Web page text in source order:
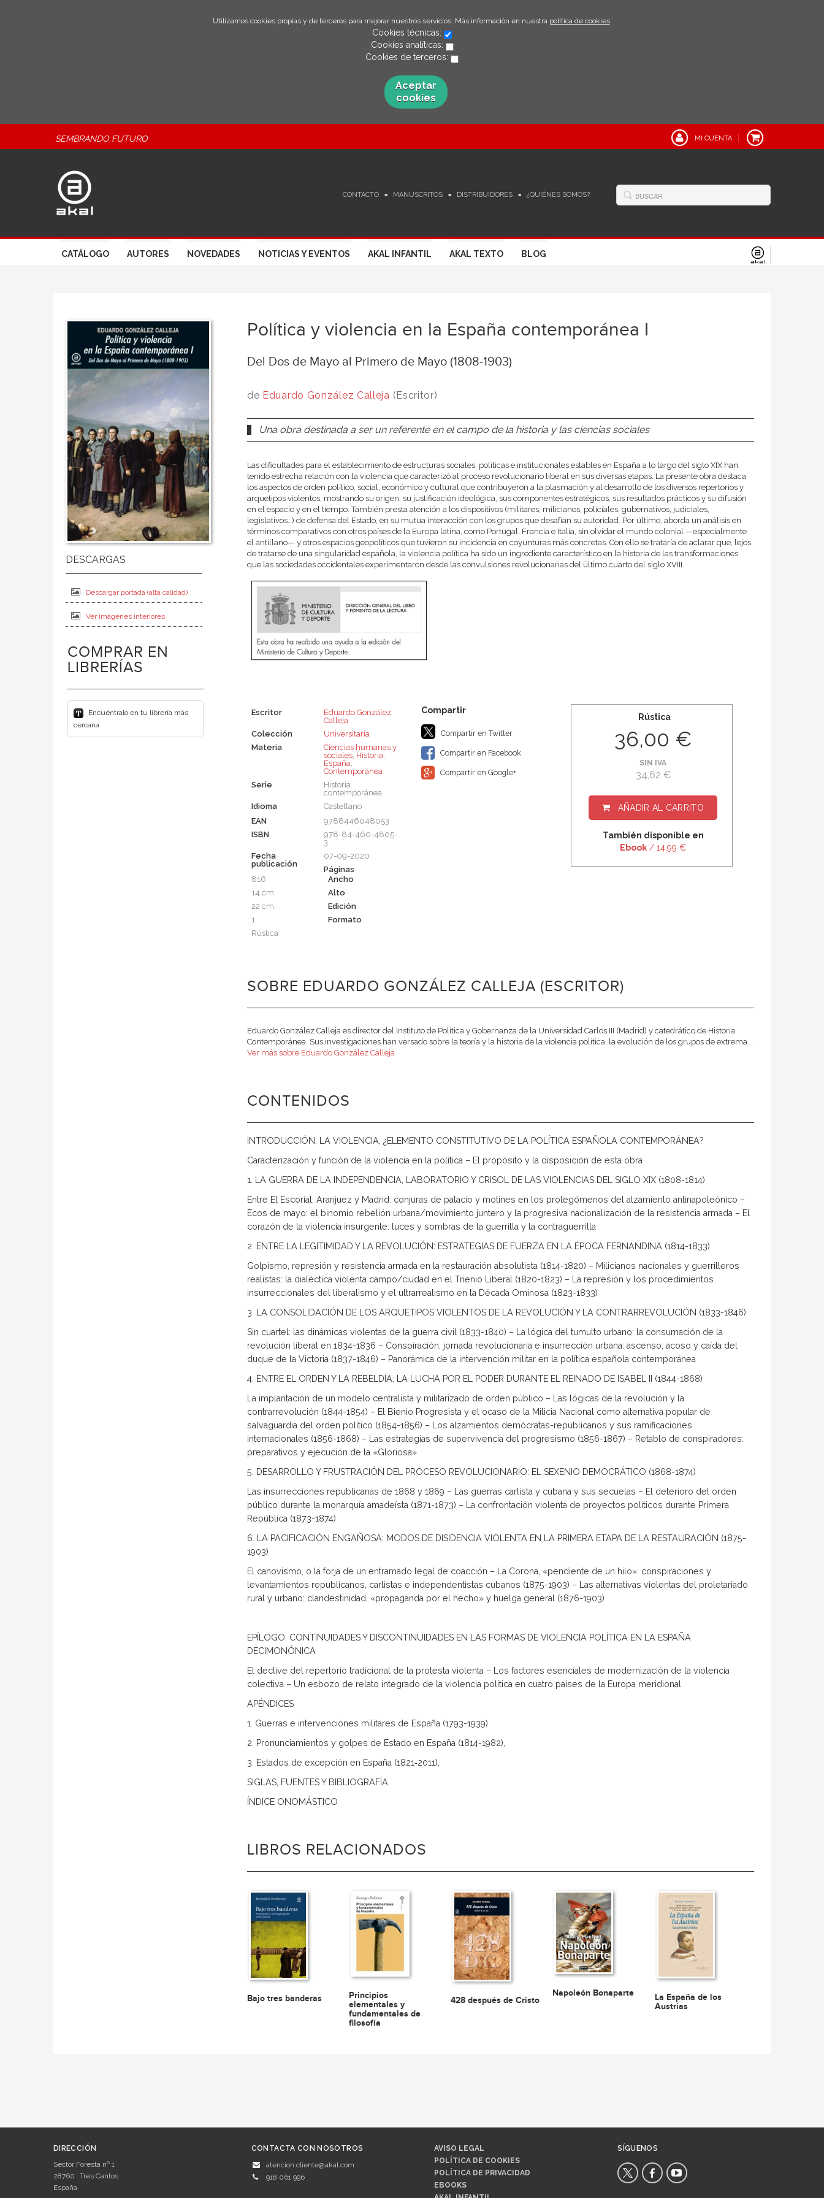
Utilizamos cookies propias y de terceros para mejorar nuestros servicios. Más información en nuestra política de cookies.
Cookies técnicas:
Cookies analíticas:
Cookies de terceros:
Aceptar
cookies
SEMBRANDO FUTURO MI CUENTA
CONTACTO MANUSCRITOS DISTRIBUIDORES ¿QUIÉNES SOMOS?
CATÁLOGO AUTORES NOVEDADES NOTICIAS Y EVENTOS AKAL INFANTIL AKAL TEXTO BLOG
Descargar portada (alta calidad)
Ver imágenes interiores
COMPRAR EN
LIBRERÍAS
Encuéntralo en tu librería más
cercana
Política y violencia en la España contemporánea I
Del Dos de Mayo al Primero de Mayo (1808-1903)
de Eduardo González Calleja (Escritor)
Una obra destinada a ser un referente en el campo de la historia y las ciencias sociales
Las dificultades para el establecimiento de estructuras sociales, políticas e institucionales estables en España a lo largo del siglo XIX han
tenido estrecha relación con la violencia que caracterizó al proceso revolucionario liberal en sus diversas etapas. La presente obra destaca
los aspectos de orden político, social, económico y cultural que contribuyeron a la plasmación y al desarrollo de los diversos repertorios y
arquetipos violentos, mostrando su origen, su justificación ideológica, sus componentes estratégicos, sus resultados prácticos y su difusión
en el espacio y en el tiempo. También presta atención a los dispositivos (militares, milicianos, policiales, gubernativos, judiciales,
legislativos…) de defensa del Estado, en su mutua interacción con los grupos que desafían su autoridad. Por último, aborda un análisis en
términos comparativos con otros países de la Europa latina, como Portugal, Francia e Italia, sin olvidar el mundo colonial —especialmente
el antillano— y otros espacios geopolíticos que tuvieron su incidencia en coyunturas más concretas. Con ello se trataría de aclarar que, lejos
de tratarse de una singularidad española, la violencia política ha sido un ingrediente característico en la historia de las transformaciones
que las sociedades occidentales experimentaron desde las convulsiones revolucionarias del último cuarto del siglo XVIII.
Escritor
Eduardo González
Calleja
Colección
Universitaria
Materia
Ciencias humanas y
sociales, Historia,
España,
Contemporánea
Serie
Historia
contemporánea
Idioma
Castellano
EAN
9788446048053
ISBN
978-84-460-4805-
3
Fecha
publicación
07-09-2020
Páginas
816
Ancho
14 cm
Alto
22 cm
Edición
1
Formato
Rústica
Compartir en Twitter
Compartir en Facebook
Compartir en Google+
Rústica
36,00 €
SIN IVA
34,62 €
AÑADIR AL CARRITO
También disponible en
Ebook / 14,99 €
SOBRE EDUARDO GONZÁLEZ CALLEJA (ESCRITOR)
Eduardo González Calleja es director del Instituto de Política y Gobernanza de la Universidad Carlos III (Madrid) y catedrático de Historia
Contemporánea. Sus investigaciones han versado sobre la teoría y la historia de la violencia política, la evolución de los grupos de extrema...
Ver más sobre Eduardo González Calleja
CONTENIDOS
INTRODUCCIÓN. LA VIOLENCIA, ¿ELEMENTO CONSTITUTIVO DE LA POLÍTICA ESPAÑOLA CONTEMPORÁNEA?
Caracterización y función de la violencia en la política – El propósito y la disposición de esta obra
1. LA GUERRA DE LA INDEPENDENCIA, LABORATORIO Y CRISOL DE LAS VIOLENCIAS DEL SIGLO XIX (1808-1814)
Entre El Escorial, Aranjuez y Madrid: conjuras de palacio y motines en los prolegómenos del alzamiento antinapoleónico –
Ecos de mayo: el binomio rebelión urbana/movimiento juntero y la progresiva nacionalización de la resistencia armada – El
corazón de la violencia insurgente: luces y sombras de la guerrilla y la contraguerrilla
2. ENTRE LA LEGITIMIDAD Y LA REVOLUCIÓN: ESTRATEGIAS DE FUERZA EN LA ÉPOCA FERNANDINA (1814-1833)
Golpismo, represión y resistencia armada en la restauración absolutista (1814-1820) – Milicianos nacionales y guerrilleros
realistas: la dialéctica violenta campo/ciudad en el Trienio Liberal (1820-1823) – La represión y los procedimientos
insurreccionales del liberalismo y el ultrarrealismo en la Década Ominosa (1823-1833)
3. LA CONSOLIDACIÓN DE LOS ARQUETIPOS VIOLENTOS DE LA REVOLUCIÓN Y LA CONTRARREVOLUCIÓN (1833-1846)
Sin cuartel: las dinámicas violentas de la guerra civil (1833-1840) – La lógica del tumulto urbano: la consumación de la
revolución liberal en 1834-1836 – Conspiración, jornada revolucionaria e insurrección urbana: ascenso, acoso y caída del
duque de la Victoria (1837-1846) – Panorámica de la intervención militar en la política española contemporánea
4. ENTRE EL ORDEN Y LA REBELDÍA: LA LUCHA POR EL PODER DURANTE EL REINADO DE ISABEL II (1844-1868)
La implantación de un modelo centralista y militarizado de orden público – Las lógicas de la revolución y la
contrarrevolución (1844-1854) – El Bienio Progresista y el ocaso de la Milicia Nacional como alternativa popular de
salvaguardia del orden político (1854-1856) – Los alzamientos demócratas-republicanos y sus ramificaciones
internacionales (1856-1868) – Las estrategias de supervivencia del progresismo (1856-1867) – Retablo de conspiradores:
preparativos y ejecución de la «Gloriosa»
5. DESARROLLO Y FRUSTRACIÓN DEL PROCESO REVOLUCIONARIO: EL SEXENIO DEMOCRÁTICO (1868-1874)
Las insurrecciones republicanas de 1868 y 1869 – Las guerras carlista y cubana y sus secuelas – El deterioro del orden
público durante la monarquía amadeísta (1871-1873) – La confrontación violenta de proyectos políticos durante Primera
República (1873-1874)
6. LA PACIFICACIÓN ENGAÑOSA: MODOS DE DISIDENCIA VIOLENTA EN LA PRIMERA ETAPA DE LA RESTAURACIÓN (1875-
1903)
El canovismo, o la forja de un entramado legal de coacción – La Corona, «pendiente de un hilo»: conspiraciones y
levantamientos republicanos, carlistas e independentistas cubanos (1875-1903) – Las alternativas violentas del proletariado
rural y urbano: clandestinidad, «propaganda por el hecho» y huelga general (1876-1903)
EPÍLOGO. CONTINUIDADES Y DISCONTINUIDADES EN LAS FORMAS DE VIOLENCIA POLÍTICA EN LA ESPAÑA
DECIMONÓNICA
El declive del repertorio tradicional de la protesta violenta – Los factores esenciales de modernización de la violencia
colectiva – Un esbozo de relato integrado de la violencia política en cuatro países de la Europa meridional
APÉNDICES
1. Guerras e intervenciones militares de España (1793-1939)
2. Pronunciamientos y golpes de Estado en España (1814-1982),
3. Estados de excepción en España (1821‑2011),
SIGLAS, FUENTES Y BIBLIOGRAFÍA
ÍNDICE ONOMÁSTICO
LIBROS RELACIONADOS
Bajo tres banderas
Principios
elementales y
fundamentales de
filosofía
428 después de Cristo
Napoleón Bonaparte
La España de los
Austrias
DIRECCIÓN
Sector Foresta nº 1
28760
Tres Cantos
España
CONTACTA CON NOSOTROS
atencion.cliente@akal.com
918 061 996
AVISO LEGAL
POLÍTICA DE COOKIES
POLÍTICA DE PRIVACIDAD
EBOOKS
SÍGUENOS